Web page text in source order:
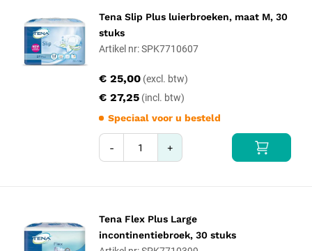
Tena Slip Plus luierbroeken, maat M, 30
stuks
Artikel nr: SPK7710607
€ 27,25
€ 25,00
Speciaal voor u besteld
- +
Tena Flex Plus Large
incontinentiebroek, 30 stuks